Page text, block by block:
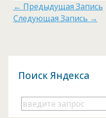
← Предыдущая Запись
Следующая Запись →
Поиск Яндекса